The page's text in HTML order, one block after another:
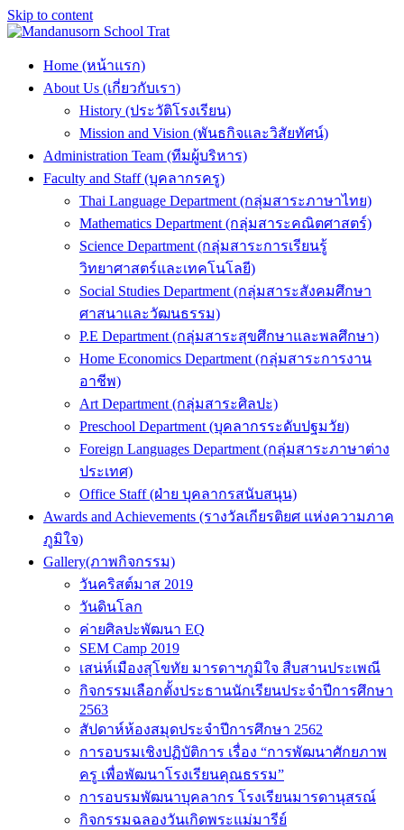
Skip to content
Home (หน้าแรก)
About Us (เกี่ยวกับเรา)
History (ประวัติโรงเรียน)
Mission and Vision (พันธกิจและวิสัยทัศน์)
Administration Team (ทีมผู้บริหาร)
Faculty and Staff (บุคลากรครู)
Thai Language Department (กลุ่มสาระภาษาไทย)
Mathematics Department (กลุ่มสาระคณิตศาสตร์)
Science Department (กลุ่มสาระการเรียนรู้
วิทยาศาสตร์และเทคโนโลยี)
Social Studies Department (กลุ่มสาระสังคมศึกษา
ศาสนาและวัฒนธรรม)
P.E Department (กลุ่มสาระสุขศึกษาและพลศึกษา)
Home Economics Department (กลุ่มสาระการงาน
อาชีพ)
Art Department (กลุ่มสาระศิลปะ)
Preschool Department (บุคลากรระดับปฐมวัย)
Foreign Languages Department (กลุ่มสาระภาษาต่าง
ประเทศ)
Office Staff (ฝ่าย บุคลากรสนับสนุน)
Awards and Achievements (รางวัลเกียรติยศ แห่งความภาค
ภูมิใจ)
Gallery(ภาพกิจกรรม)
วันคริสต์มาส 2019
วันดินโลก
ค่ายศิลปะพัฒนา EQ
SEM Camp 2019
เสน่ห์เมืองสุโขทัย มารดาฯภูมิใจ สืบสานประเพณี
กิจกรรมเลือกตั้งประธานนักเรียนประจำปีการศึกษา
2563
สัปดาห์ห้องสมุดประจำปีการศึกษา 2562
การอบรมเชิงปฏิบัติการ เรื่อง “การพัฒนาศักยภาพ
ครู เพื่อพัฒนาโรงเรียนคุณธรรม”
การอบรมพัฒนาบุคลากร โรงเรียนมารดานุสรณ์
กิจกรรมฉลองวันเกิดพระแม่มารีย์